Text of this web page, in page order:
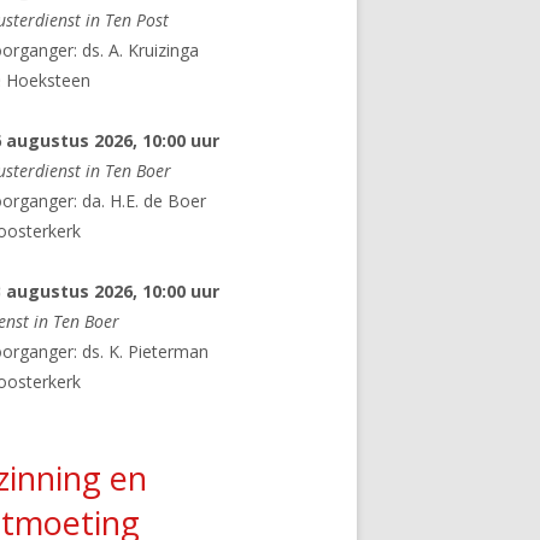
APP
VERWONDERING
KLOOSTERKERK
HET GRONINGER
in Ten Post
ds. A. Kruizinga
Hoeksteen
augustus 2026, 10:00 uur
in Ten Boer
da. H.E. de Boer
augustus 2026, 10:00 uur
in Ten Boer
ds. K. Pieterman
en